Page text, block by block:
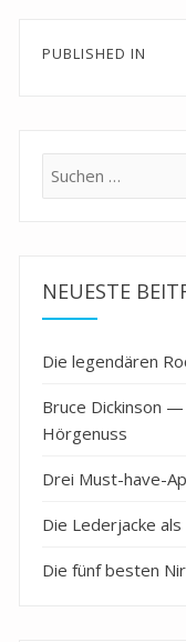
PUBLISHED IN
Suche
NEUESTE
Die legendären
Bruce Dickinson
Hörgenuss
Drei Must-have-
Die Lederjacke als
Die fünf besten